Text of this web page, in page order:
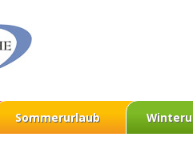
Sommerurlaub